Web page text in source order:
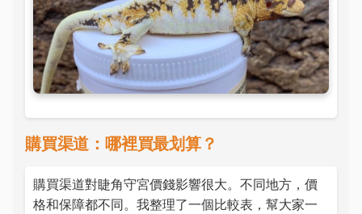
購買渠道：哪裡買最划算？
購買渠道對睫角守宮價錢影響很大。不同地方，價
格和保障都不同。我整理了一個比較表，幫大家一